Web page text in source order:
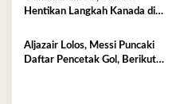
Hentikan Langkah Kanada di
Aljazair Lolos, Messi Puncaki
Daftar Pencetak Gol, Berikut